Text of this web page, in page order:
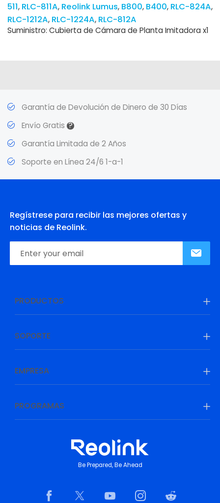
511 RLC-811A Reolink Lumus B800 B400 RLC-824A
RLC-1212A RLC-1224A RLC-812A
Suministro: Cubierta de Cámara de Planta Imitadora x1
Garantía de Devolución de Dinero de 30 Días
Envío Gratis ?
Garantía Limitada de 2 Años
Soporte en Línea 24/6 1-a-1
Regístrese para recibir las mejores ofertas y
noticias de Reolink.
PRODUCTOS
SOPORTE
EMPRESA
PROGRAMAS
Be Prepared, Be Ahead